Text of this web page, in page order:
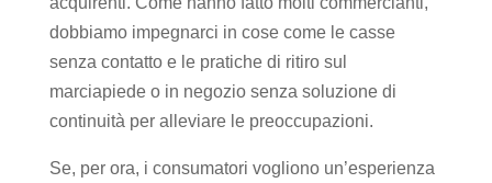
dobbiamo impegnarci in cose come le casse
senza contatto e le pratiche di ritiro sul
marciapiede o in negozio senza soluzione di
continuità per alleviare le preoccupazioni.
Se, per ora, i consumatori vogliono un’esperienza